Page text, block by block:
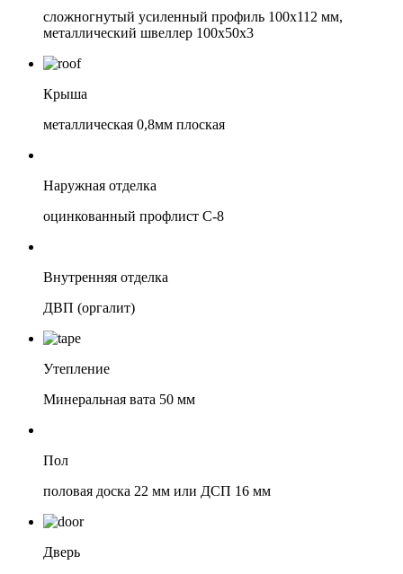
сложногнутый усиленный профиль 100х112 мм,
металлический швеллер 100х50х3
Крыша
металлическая 0,8мм плоская
Наружная отделка
оцинкованный профлист С-8
Внутренняя отделка
ДВП (оргалит)
Утепление
Минеральная вата 50 мм
Пол
половая доска 22 мм или ДСП 16 мм
Дверь